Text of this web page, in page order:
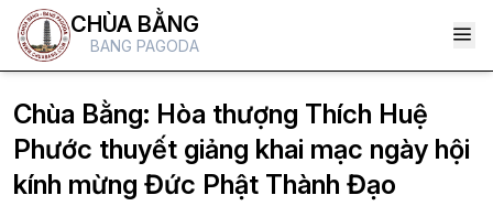
CHÙA BẰNG
BANG PAGODA
Chùa Bằng: Hòa thượng Thích Huệ
Phước thuyết giảng khai mạc ngày hội
kính mừng Đức Phật Thành Đạo